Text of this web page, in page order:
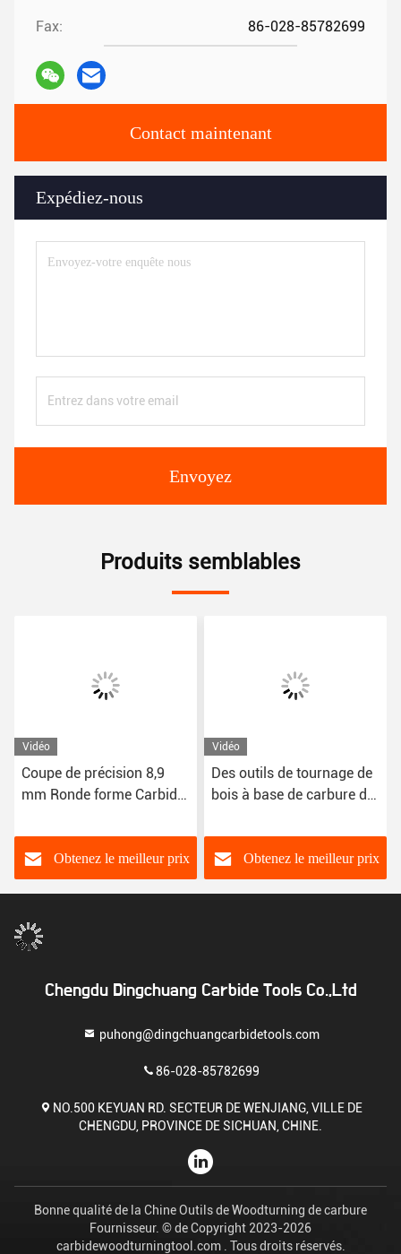
Fax: 86-028-85782699
Contact maintenant
Expédiez-nous
Envoyez
Produits semblables
Vidéo
Coupe de précision 8,9
mm Ronde forme Carbide
Obtenez le meilleur prix
Vidéo
Des outils de tournage de
bois à base de carbure de
Obtenez le meilleur prix
Chengdu Dingchuang Carbide Tools Co.,Ltd
puhong@dingchuangcarbidetools.com
86-028-85782699
NO.500 KEYUAN RD. SECTEUR DE WENJIANG, VILLE DE
CHENGDU, PROVINCE DE SICHUAN, CHINE.
Bonne qualité de la Chine Outils de Woodturning de carbure
Fournisseur. © de Copyright 2023-2026
carbidewoodturningtool.com . Tous droits réservés.